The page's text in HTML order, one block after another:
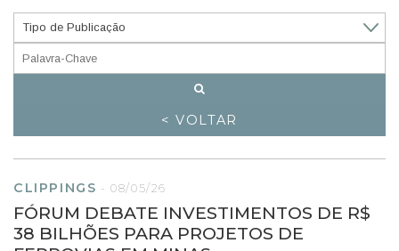
< VOLTAR
CLIPPINGS -08/05/26
FÓRUM DEBATE INVESTIMENTOS DE R$
38 BILHÕES PARA PROJETOS DE